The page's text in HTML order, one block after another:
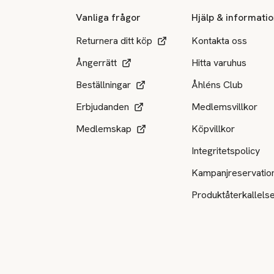
Vanliga frågor
Returnera ditt köp
Ångerrätt
Beställningar
Erbjudanden
Medlemskap
Hjälp &
Kontakta oss
Hitta varuhus
Åhléns Club
Medlemsvillkor
Köpvillkor
Integritetspolicy
Produktåterkallelse